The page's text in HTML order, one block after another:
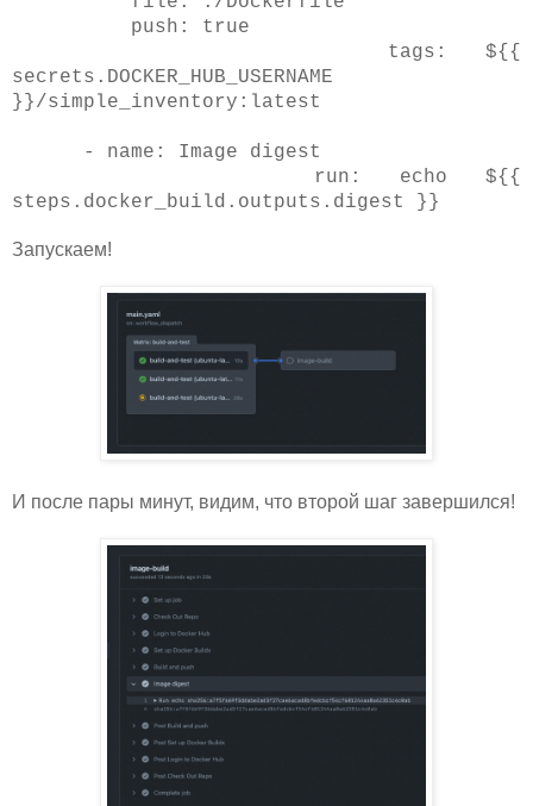
push: true
tags: ${{
secrets.DOCKER_HUB_USERNAME
}}/simple_inventory:latest
- name: Image digest
run: echo ${{
steps.docker_build.outputs.digest }}
Запускаем!
И после пары минут, видим, что второй шаг завершился!